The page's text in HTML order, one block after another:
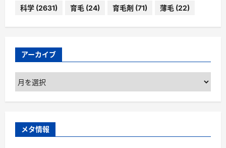
科学 (2631) 育毛 (24) 育毛剤 (71) 薄毛 (22)
アーカイブ
ア
ー
カ
ブ
メタ情報